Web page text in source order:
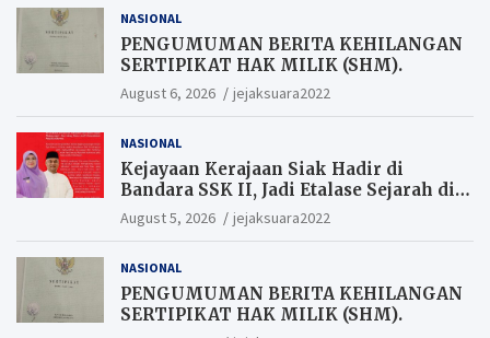
NASIONAL
PENGUMUMAN BERITA KEHILANGAN
SERTIPIKAT HAK MILIK (SHM).
August 6, 2026 jejaksuara2022
NASIONAL
Kejayaan Kerajaan Siak Hadir di
Bandara SSK II, Jadi Etalase Sejarah di
Gerbang Riau
August 5, 2026 jejaksuara2022
NASIONAL
PENGUMUMAN BERITA KEHILANGAN
SERTIPIKAT HAK MILIK (SHM).